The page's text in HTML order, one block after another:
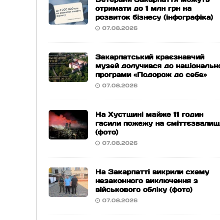
отримати до 1 млн грн на
розвиток бізнесу (інфографіка)
07.08.2026
Закарпатський краєзнавчий
музей долучився до
програми «Подорож до себе»
07.08.2026
На Хустщині майже 11 годин
гасили пожежу на
(фото)
07.08.2026
На Закарпатті викрили схему
незаконного виключення з
військового обліку (фото)
07.08.2026